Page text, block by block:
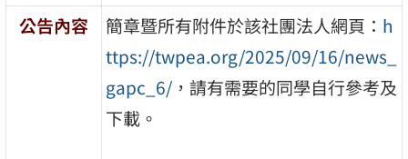
公告內容
簡章暨所有附件於該社團法人網頁： h
ttps://twpea.org/2025/09/16/news_
gapc_6/ ，請有需要的同學自行參考及
下載。